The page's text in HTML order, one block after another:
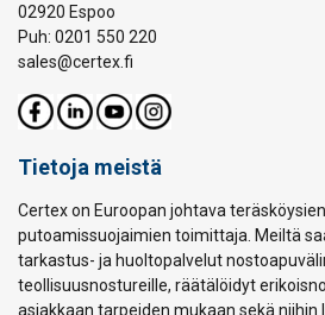
02920 Espoo
Puh: 0201 550 220
sales@certex.fi
Tietoja meistä
Certex on Euroopan johtava
putoamissuojaimien toimittaja. Meiltä
tarkastus- ja huoltopalvelut
teollisuusnostureille, räätälöidyt
asiakkaan tarpeiden mukaan sekä niihin